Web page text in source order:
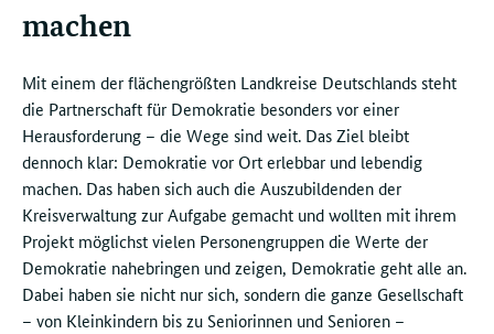
machen
Mit einem der flächengrößten Landkreise Deutschlands steht
die Partnerschaft für Demokratie besonders vor einer
Herausforderung – die Wege sind weit. Das Ziel bleibt
dennoch klar: Demokratie vor Ort erlebbar und lebendig
machen. Das haben sich auch die Auszubildenden der
Kreisverwaltung zur Aufgabe gemacht und wollten mit ihrem
Projekt möglichst vielen Personengruppen die Werte der
Demokratie nahebringen und zeigen, Demokratie geht alle an.
Dabei haben sie nicht nur sich, sondern die ganze Gesellschaft
– von Kleinkindern bis zu Seniorinnen und Senioren –